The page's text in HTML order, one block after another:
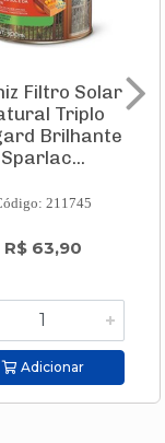
Filtro Solar
Triplo
Brilhante
Sparlac...
211745
R$ 63,90
Adicionar